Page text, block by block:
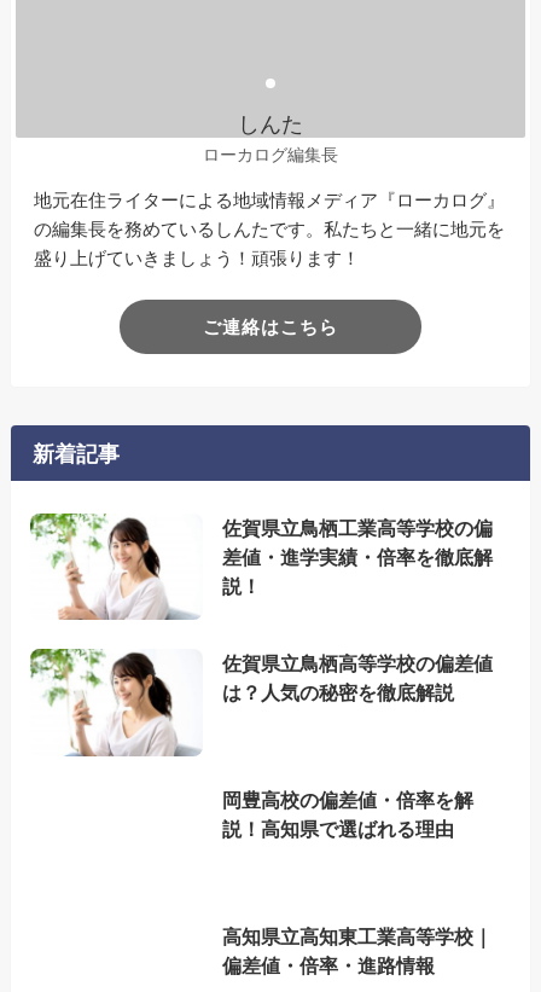
しんた
ローカログ編集長
地元在住ライターによる地域情報メディア『ローカログ』
の編集長を務めているしんたです。私たちと一緒に地元を
盛り上げていきましょう！頑張ります！
ご連絡はこちら
新着記事
佐賀県立鳥栖工業高等学校の偏
差値・進学実績・倍率を徹底解
説！
佐賀県立鳥栖高等学校の偏差値
は？人気の秘密を徹底解説
岡豊高校の偏差値・倍率を解
説！高知県で選ばれる理由
高知県立高知東工業高等学校｜
偏差値・倍率・進路情報